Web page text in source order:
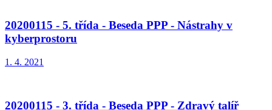
20200115 - 5. třída - Beseda PPP - Nástrahy v
kyberprostoru
1. 4. 2021
20200115 - 3. třída - Beseda PPP - Zdravý talíř